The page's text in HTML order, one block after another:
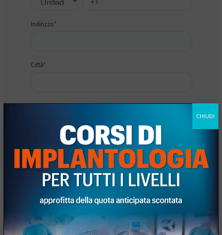
CHIUDI